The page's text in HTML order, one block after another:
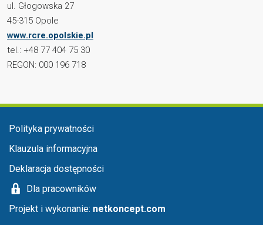
ul. Głogowska 27
45-315 Opole
www.rcre.opolskie.pl
tel.: +48 77 404 75 30
REGON: 000 196 718
Menu stopka
Polityka prywatności
Klauzula informacyjna
Deklaracja dostępności
Dla pracowników
Projekt i wykonanie: netkoncept.com